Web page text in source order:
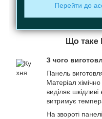
Перейти до
Що таке
З чого
Панель
Матеріал
виділяє
витримує
На звороті